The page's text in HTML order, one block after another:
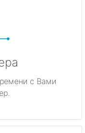
с Вами